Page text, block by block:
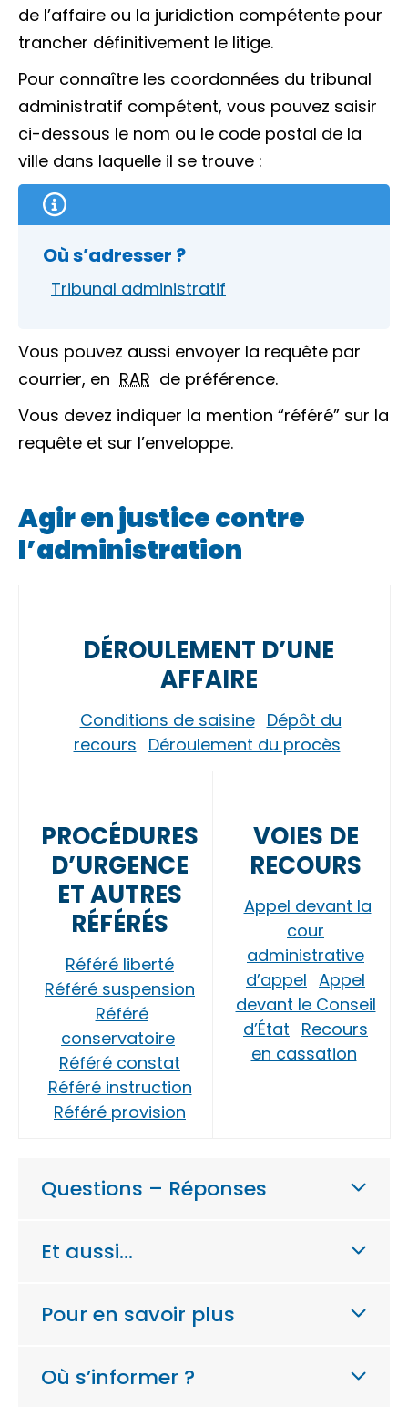
de l’affaire ou la juridiction compétente pour
trancher définitivement le litige.
Pour connaître les coordonnées du tribunal
administratif compétent, vous pouvez saisir
ci-dessous le nom ou le code postal de la
ville dans laquelle il se trouve :
Où s’adresser ?
Tribunal administratif
Vous pouvez aussi envoyer la requête par
courrier, en RAR de préférence.
Vous devez indiquer la mention “référé” sur la
requête et sur l’enveloppe.
Agir en justice contre
l’administration
DÉROULEMENT D’UNE
AFFAIRE
Conditions de saisine Dépôt du
recours Déroulement du procès
PROCÉDURES
D’URGENCE
ET AUTRES
RÉFÉRÉS
Référé liberté
Référé suspension
Référé
conservatoire
Référé constat
Référé instruction
Référé provision
VOIES DE
RECOURS
Appel devant la
cour
administrative
d’appel Appel
devant le Conseil
d’État Recours
en cassation
Questions – Réponses
Et aussi…
Pour en savoir plus
Où s’informer ?